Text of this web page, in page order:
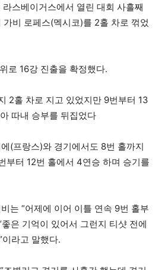
스베이거스에서 열린 대회 사흘째
비 로페스(멕시코)를 2홀 차로 꺾었
로 16강 진출을 확정했다.
2홀 차로 지고 있었지만 9번부터 13
따내 승부를 뒤집었다
(프랑스)와 경기에서도 8번 홀까지
부터 12번 홀에서 4연승 하며 승기를
는 “어제에 이어 이틀 연속 9번 홀부
은 기억이 있어서 그런지 티샷 전에
라고 말했다.